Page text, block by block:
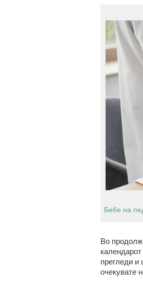
Бебе на
Во
прегледи
очекувате